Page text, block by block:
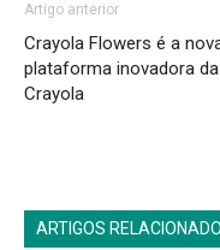
Artigo anterior
Crayola Flowers é a
plataforma inovadora da
Crayola
ARTIGOS